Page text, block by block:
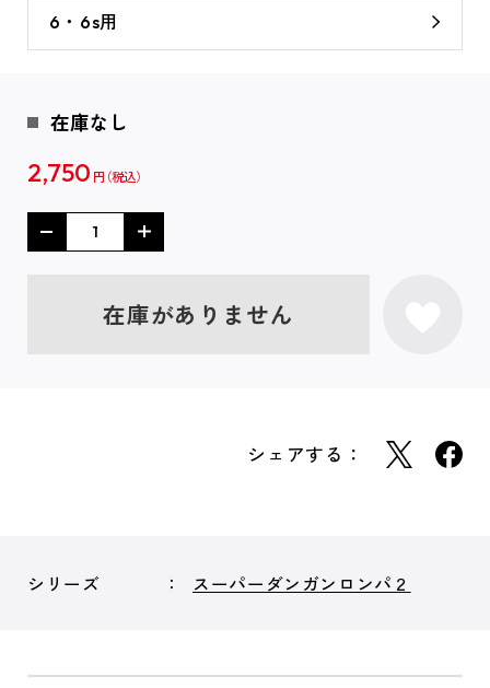
6・6s用
在庫なし
2,750 円
在庫がありません
シェアする：
シリーズ スーパーダンガンロンパ２